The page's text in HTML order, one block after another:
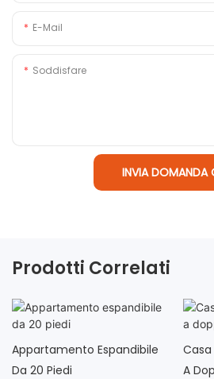
E-Mail
Soddisfare
INVIA DOMANDA
Prodotti Correlati
Appartamento Espandibile
Da 20 Piedi
A